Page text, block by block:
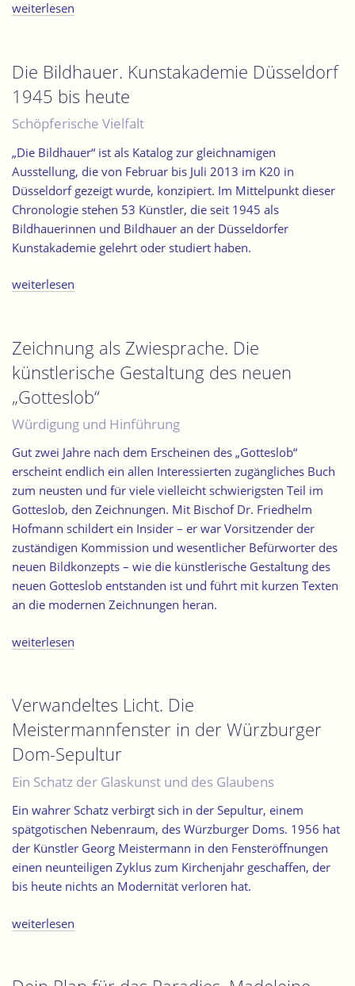
„Sakral:Kunst.
seit
dem
II.
Vatikanischen
in
der
Diözese
Graz-
Seckau“
weiterlesen
Die Bildhauer. Kunstakademie Düsseldorf
1945 bis heute
Schöpferische Vielfalt
„Die Bildhauer“ ist als Katalog zur gleichnamigen
Ausstellung, die von Februar bis Juli 2013 im K20 in
Düsseldorf gezeigt wurde, konzipiert. Im Mittelpunkt dieser
Chronologie stehen 53 Künstler, die seit 1945 als
Bildhauerinnen und Bildhauer an der Düsseldorfer
Kunstakademie gelehrt oder studiert haben.
„Die
Düsseldorf
1945
bis
heute“
weiterlesen
Zeichnung als Zwiesprache. Die
künstlerische Gestaltung des neuen
„Gotteslob“
Würdigung und Hinführung
Gut zwei Jahre nach dem Erscheinen des „Gotteslob“
erscheint endlich ein allen Interessierten zugängliches Buch
zum neusten und für viele vielleicht schwierigsten Teil im
Gotteslob, den Zeichnungen. Mit Bischof Dr. Friedhelm
Hofmann schildert ein Insider – er war Vorsitzender der
zuständigen Kommission und wesentlicher Befürworter des
neuen Bildkonzepts – wie die künstlerische Gestaltung des
neuen Gotteslob entstanden ist und führt mit kurzen Texten
an die modernen Zeichnungen heran.
„Zeichnung
Die
künstlerische
Gestaltung
des
neuen
weiterlesen
Verwandeltes Licht. Die
Meistermannfenster in der Würzburger
Dom-Sepultur
Ein Schatz der Glaskunst und des Glaubens
Ein wahrer Schatz verbirgt sich in der Sepultur, einem
spätgotischen Nebenraum, des Würzburger Doms. 1956 hat
der Künstler Georg Meistermann in den Fensteröffnungen
einen neunteiligen Zyklus zum Kirchenjahr geschaffen, der
bis heute nichts an Modernität verloren hat.
„Verwandeltes
Meistermannfenster
weiterlesen